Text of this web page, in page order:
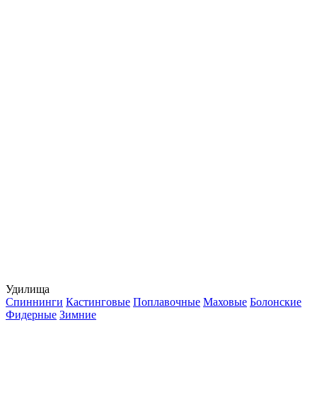
Удилища
Спиннинги Кастинговые Поплавочные Маховые Болонские
Фидерные Зимние